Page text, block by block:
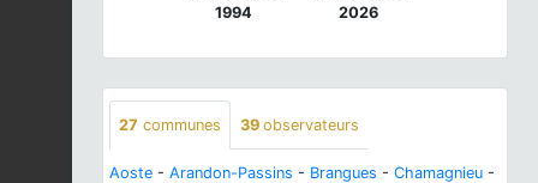
1994 2026
27 communes 39 observateurs
Aoste - Arandon-Passins - Brangues - Chamagnieu -